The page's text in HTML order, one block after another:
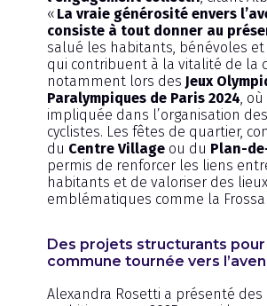
« La vraie générosité envers
consiste à tout donner au
salué les habitants, bénévoles et
qui contribuent à la vitalité de la
notamment lors des Jeux
Paralympiques de Paris 2024, où
impliquée dans l’organisation
cyclistes. Les fêtes de quartier,
du Centre Villageou du Plan-
permis de renforcer les liens
habitants et de valoriser des lieux
emblématiques comme la
Des projets structurants pour
commune tournée vers
Alexandra Rosetti a présenté des